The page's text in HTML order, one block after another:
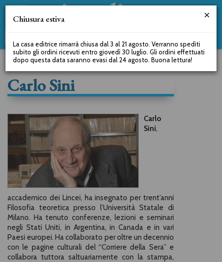
Carlo Sini
Carlo
Sini,
accademico dei Lincei, ha insegnato per trent’anni
Filosofia teoretica presso l’Università Statale di
Milano. Ha tenuto conferenze, lezioni e seminari
negli Stati Uniti, in Argentina, in Canada e in vari
Paesi europei. Ha collaborato per oltre un decennio
con le pagine culturali del “Corriere della Sera” e
collabora tuttora saltuariamente con la stampa,
Chiusura estiva
La casa editrice rimarrà chiusa dal 3 al 21 agosto. Verranno spediti
subito gli ordini ricevuti entro giovedì 30 luglio. Gli ordini effettuati
dopo questa data saranno evasi dal 24 agosto. Buona lettura!